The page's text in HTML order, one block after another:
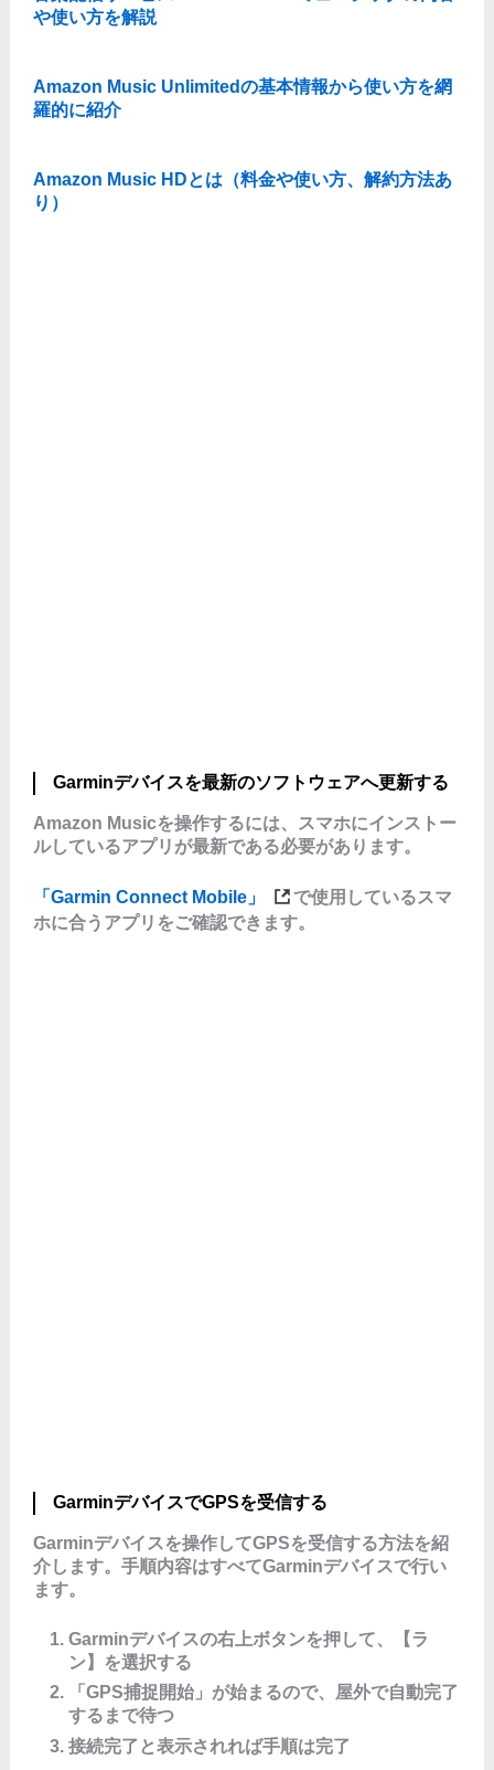
や使い方を解説
Amazon Music Unlimitedの基本情報から使い方を網
羅的に紹介
Amazon Music HDとは（料金や使い方、解約方法あ
り）
Garminデバイスを最新のソフトウェアへ更新する
Amazon Musicを操作するには、スマホにインストー
ルしているアプリが最新である必要があります。
「Garmin Connect Mobile」
で使用しているスマ
ホに合うアプリをご確認できます。
GarminデバイスでGPSを受信する
Garminデバイスを操作してGPSを受信する方法を紹
介します。手順内容はすべてGarminデバイスで行い
ます。
Garminデバイスの右上ボタンを押して、【ラ
ン】を選択する
「GPS捕捉開始」が始まるので、屋外で自動完了
するまで待つ
接続完了と表示されれば手順は完了